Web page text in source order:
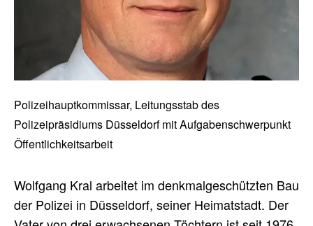
Polizeihauptkommissar, Leitungsstab des
Polizeipräsidiums Düsseldorf mit Aufgabenschwerpunkt
Öffentlichkeitsarbeit
Wolfgang Kral arbeitet im denkmalgeschützten Bau
der Polizei in Düsseldorf, seiner Heimatstadt. Der